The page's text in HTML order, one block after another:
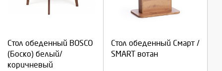
Стол обеденный BOSCO
(Боско) белый/
коричневый
Продолжить
Отмена
Стол обеденный Смарт /
SMART вотан
Продолжить